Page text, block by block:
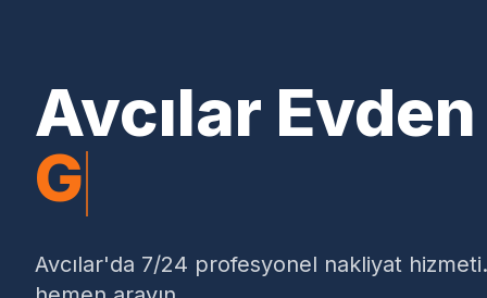
Avcılar
Asansörl
Avcılar'da 7/24 profesyonel nakliyat